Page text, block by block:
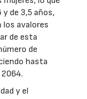
de 3,5 años,
avalores
de esta
de
hasta
y el